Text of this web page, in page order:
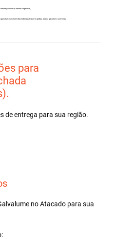
gavolume, bobina valgalume,
arcelormittal, bobina galvalume gerdau, bobina galvalume usiminas,
para
de entrega para sua região.
noAtacado para sua